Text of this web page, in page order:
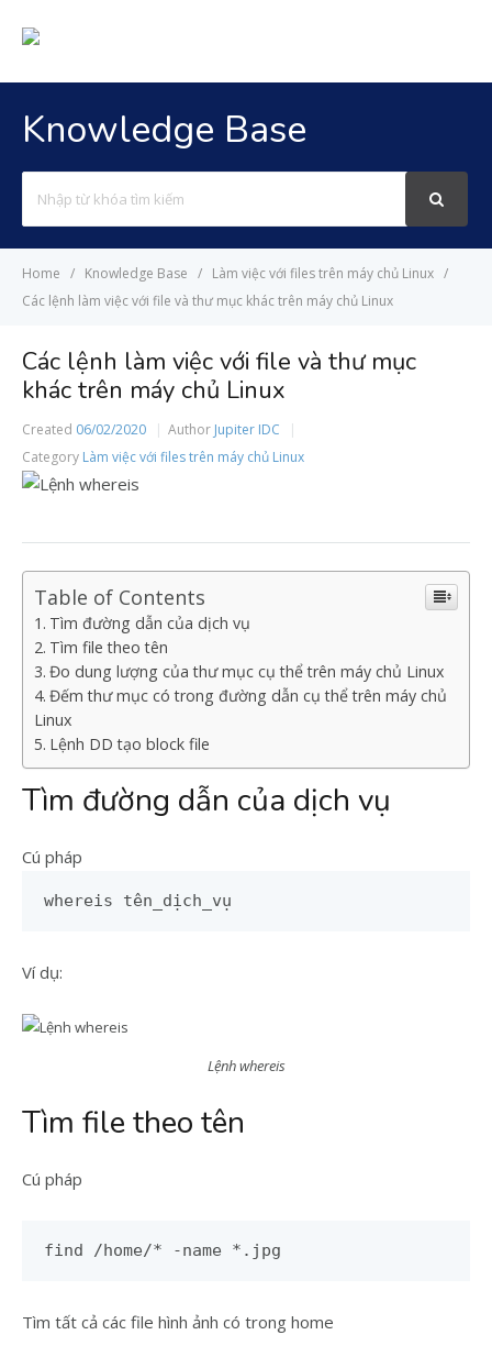
Knowledge Base
For
Home Knowledge Base
Làm việc với files trên máy chủ Linux
Các lệnh làm việc với file và thư mục khác trên máy chủ Linux
Các lệnh làm việc với file và thư mục
khác trên máy chủ Linux
Created 06/02/2020 Author Jupiter IDC
Category Làm việc với files trên máy chủ Linux
Table of Contents
Tìm đường dẫn của dịch vụ
Tìm file theo tên
Đo dung lượng của thư mục cụ thể trên máy chủ Linux
Đếm thư mục có trong đường dẫn cụ thể trên máy chủ
Linux
Lệnh DD tạo block file
Tìm đường dẫn của dịch vụ
Cú pháp
whereis tên_dịch_vụ
Ví dụ:
Lệnh whereis
Tìm file theo tên
Cú pháp
find /home/* -name *.jpg
Tìm tất cả các file hình ảnh có trong home